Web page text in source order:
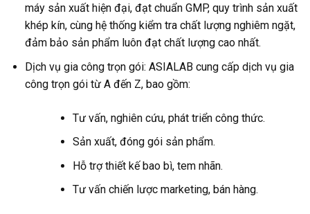
máy sản xuất hiện đại, đạt chuẩn GMP, quy trình sản xuất
khép kín, cùng hệ thống kiểm tra chất lượng nghiêm ngặt,
đảm bảo sản phẩm luôn đạt chất lượng cao nhất.
Dịch vụ gia công trọn gói: ASIALAB cung cấp dịch vụ gia
công trọn gói từ A đến Z, bao gồm:
Tư vấn, nghiên cứu, phát triển công thức.
Sản xuất, đóng gói sản phẩm.
Hỗ trợ thiết kế bao bì, tem nhãn.
Tư vấn chiến lược marketing, bán hàng.